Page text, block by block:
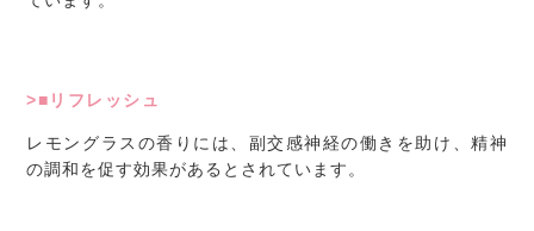
>■リフレッシュ
レモングラスの香りには、副交感神経の働きを助け、精神
の調和を促す効果があるとされています。